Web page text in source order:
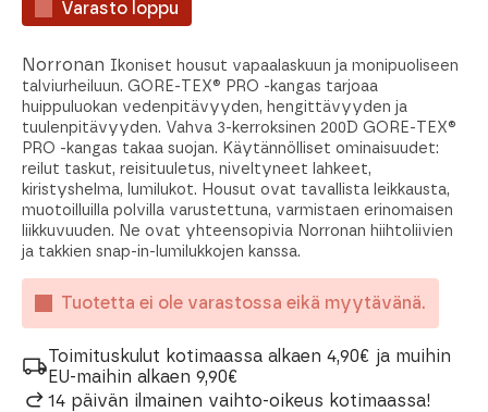
Varasto loppu
Norronan Ikoniset housut vapaalaskuun ja monipuoliseen
talviurheiluun. GORE-TEX® PRO -kangas tarjoaa
huippuluokan vedenpitävyyden, hengittävyyden ja
tuulenpitävyyden. Vahva 3-kerroksinen 200D GORE-TEX®
PRO -kangas takaa suojan. Käytännölliset ominaisuudet:
reilut taskut, reisituuletus, niveltyneet lahkeet,
kiristyshelma, lumilukot. Housut ovat tavallista leikkausta,
muotoilluilla polvilla varustettuna, varmistaen erinomaisen
liikkuvuuden. Ne ovat yhteensopivia Norronan hiihtoliivien
ja takkien snap-in-lumilukkojen kanssa.
Tuotetta ei ole varastossa eikä myytävänä.
Toimituskulut kotimaassa alkaen 4,90€ ja muihin
EU-maihin alkaen 9,90€
14 päivän ilmainen vaihto-oikeus kotimaassa!